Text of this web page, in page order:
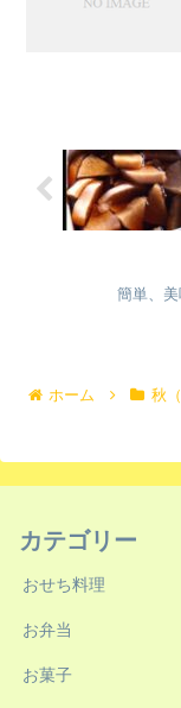
簡単、
ホーム 秋
カテゴリー
おせち料理
お弁当
お菓子